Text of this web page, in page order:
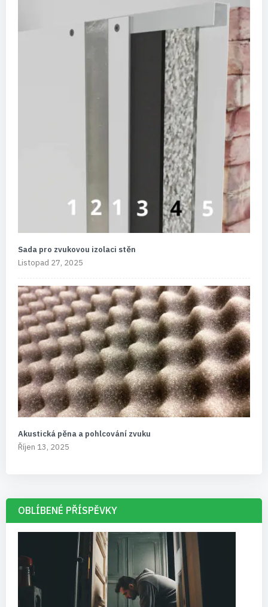
Sada pro zvukovou izolaci stěn
Listopad 27, 2025
Akustická pěna a pohlcování zvuku
Říjen 13, 2025
OBLÍBENÉ PŘÍSPĚVKY